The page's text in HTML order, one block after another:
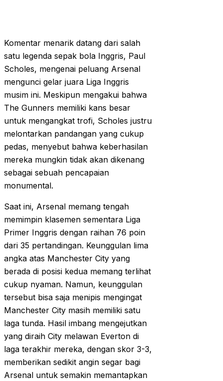
Komentar menarik datang dari salah
satu legenda sepak bola Inggris, Paul
Scholes, mengenai peluang Arsenal
mengunci gelar juara Liga Inggris
musim ini. Meskipun mengakui bahwa
The Gunners memiliki kans besar
untuk mengangkat trofi, Scholes justru
melontarkan pandangan yang cukup
pedas, menyebut bahwa keberhasilan
mereka mungkin tidak akan dikenang
sebagai sebuah pencapaian
monumental.
Saat ini, Arsenal memang tengah
memimpin klasemen sementara Liga
Primer Inggris dengan raihan 76 poin
dari 35 pertandingan. Keunggulan lima
angka atas Manchester City yang
berada di posisi kedua memang terlihat
cukup nyaman. Namun, keunggulan
tersebut bisa saja menipis mengingat
Manchester City masih memiliki satu
laga tunda. Hasil imbang mengejutkan
yang diraih City melawan Everton di
laga terakhir mereka, dengan skor 3-3,
memberikan sedikit angin segar bagi
Arsenal untuk semakin memantapkan